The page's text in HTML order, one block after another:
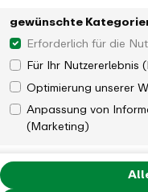
gewünschte
Erforderlich für die
Für Ihr Nutzererlebnis
Optimierung unserer
Anpassung von
(Marketing)